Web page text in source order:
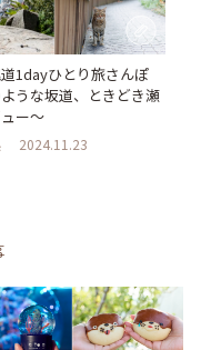
1dayひとり旅さんぽ
うな坂道、ときどき瀬
ー～
2024.11.23